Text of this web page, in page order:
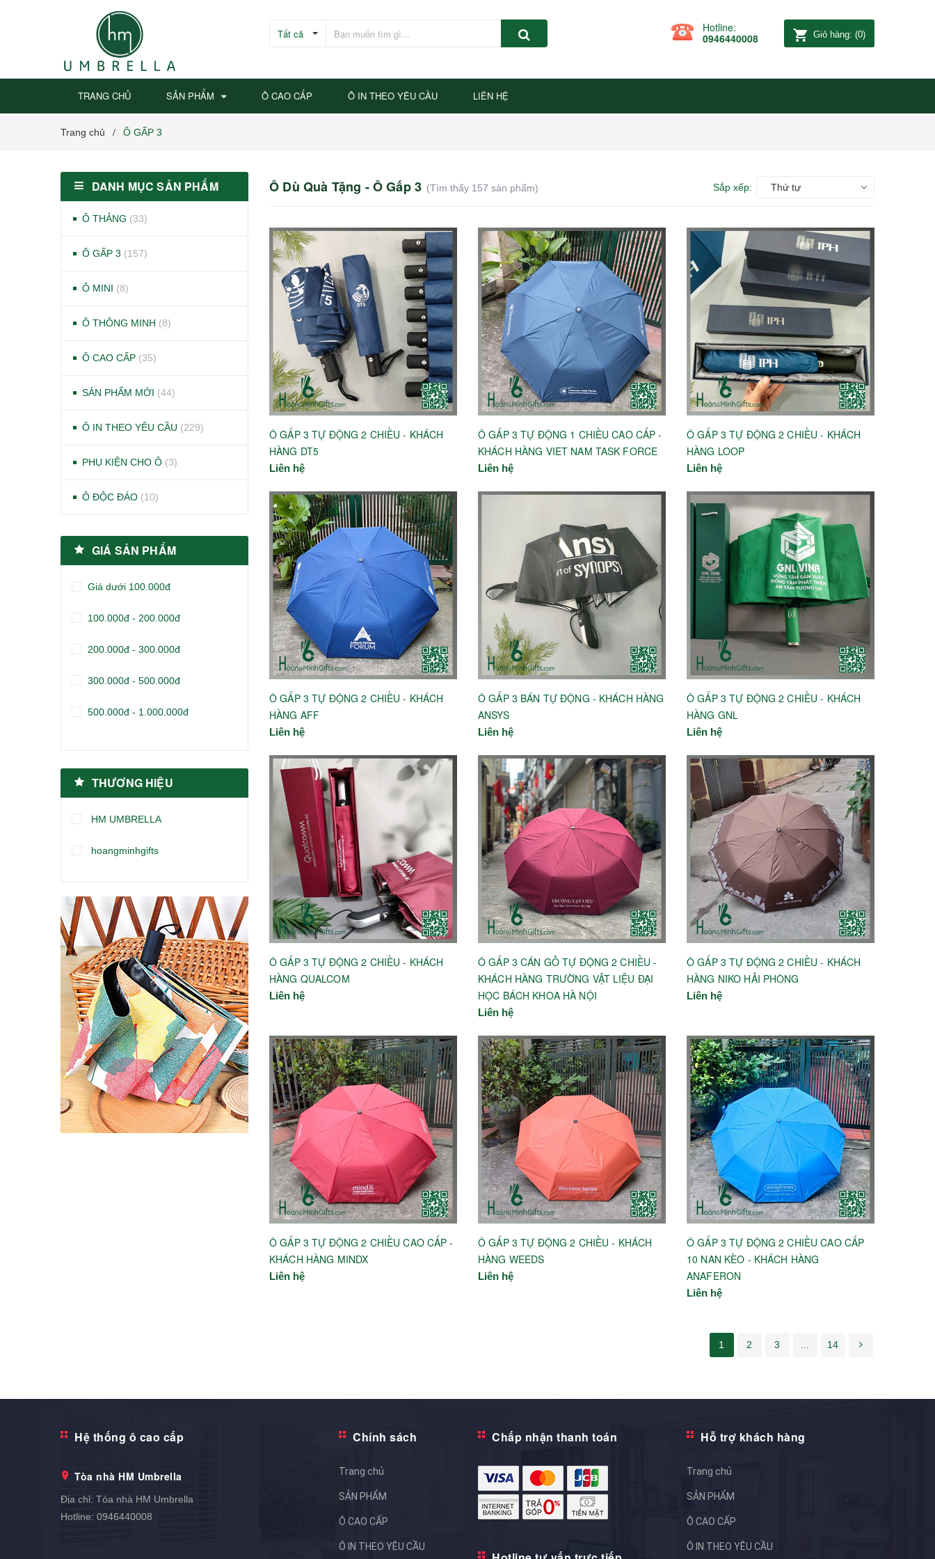
Tất cả
Hotline:
0946440008
Giỏ hàng: (0)
TRANG CHỦ SẢN PHẨM Ô CAO CẤP Ô IN THEO YÊU CẦU LIÊN HỆ
Trang chủ / Ô GẤP 3
Ô Dù Quà Tặng - Ô Gấp 3 (Tìm thấy 157 sản phẩm) Sắp xếp: Thứ tự
Ô GẤP 3 TỰ ĐỘNG 2 CHIỀU - KHÁCH
HÀNG DT5
Liên hệ
Ô GẤP 3 TỰ ĐỘNG 1 CHIỀU CAO CẤP -
KHÁCH HÀNG VIET NAM TASK FORCE
Liên hệ
Ô GẤP 3 TỰ ĐỘNG 2 CHIỀU - KHÁCH
HÀNG LOOP
Liên hệ
Ô GẤP 3 TỰ ĐỘNG 2 CHIỀU - KHÁCH
HÀNG AFF
Liên hệ
Ô GẤP 3 BÁN TỰ ĐỘNG - KHÁCH HÀNG
ANSYS
Liên hệ
Ô GẤP 3 TỰ ĐỘNG 2 CHIỀU - KHÁCH
HÀNG GNL
Liên hệ
Ô GẤP 3 TỰ ĐỘNG 2 CHIỀU - KHÁCH
HÀNG QUALCOM
Liên hệ
Ô GẤP 3 CÁN GỖ TỰ ĐỘNG 2 CHIỀU -
KHÁCH HÀNG TRƯỜNG VẬT LIỆU ĐẠI
HỌC BÁCH KHOA HÀ NỘI
Liên hệ
Ô GẤP 3 TỰ ĐỘNG 2 CHIỀU - KHÁCH
HÀNG NIKO HẢI PHÒNG
Liên hệ
Ô GẤP 3 TỰ ĐỘNG 2 CHIỀU CAO CẤP -
KHÁCH HÀNG MINDX
Liên hệ
Ô GẤP 3 TỰ ĐỘNG 2 CHIỀU - KHÁCH
HÀNG WEEDS
Liên hệ
Ô GẤP 3 TỰ ĐỘNG 2 CHIỀU CAO CẤP
10 NAN KÈO - KHÁCH HÀNG
ANAFERON
Liên hệ
1 2 3 14
DANH MỤC SẢN PHẨM
Ô THẲNG (33)
Ô GẤP 3 (157)
Ô MINI (8)
Ô THÔNG MINH (8)
Ô CAO CẤP (35)
SẢN PHẨM MỚI (44)
Ô IN THEO YÊU CẦU (229)
PHỤ KIỆN CHO Ô (3)
Ô ĐỘC ĐÁO (10)
GIÁ SẢN PHẨM
Giá dưới 100.000đ
100.000đ - 200.000đ
200.000đ - 300.000đ
300.000đ - 500.000đ
500.000đ - 1.000.000đ
THƯƠNG HIỆU
HM UMBRELLA
hoangminhgifts
Hệ thống ô cao cấp
Tòa nhà HM Umbrella
Địa chỉ: Tòa nhà HM Umbrella
Hotline: 0946440008
Chính sách
Trang chủ
SẢN PHẨM
Ô CAO CẤP
Ô IN THEO YÊU CẦU
Chấp nhận thanh toán Hỗ trợ khách hàng
Trang chủ
SẢN PHẨM
Ô CAO CẤP
Ô IN THEO YÊU CẦU